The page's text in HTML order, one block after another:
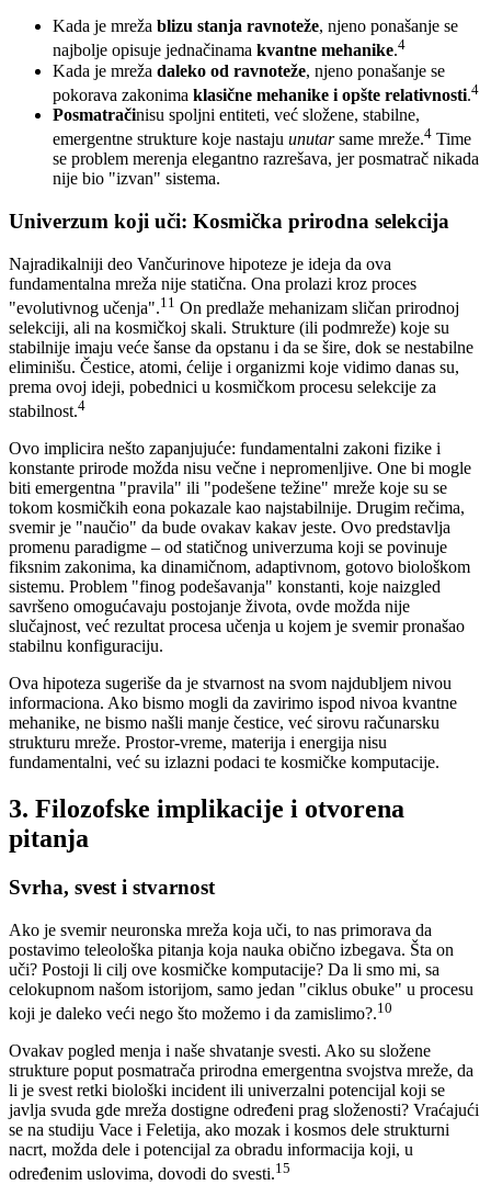
Kada je mreža blizu stanja ravnoteže, njeno ponašanje se
najbolje opisuje jednačinama kvantne mehanike.4
Kada je mreža daleko od ravnoteže, njeno ponašanje se
pokorava zakonima klasične mehanike i opšte relativnosti.4
Posmatračinisu spoljni entiteti, već složene, stabilne,
emergentne strukture koje nastaju unutarsame mreže.4 Time
se problem merenja elegantno razrešava, jer posmatrač nikada
nije bio "izvan" sistema.
Univerzum koji uči: Kosmička prirodna selekcija
Najradikalniji deo Vančurinove hipoteze je ideja da ova
fundamentalna mreža nije statična. Ona prolazi kroz proces
"evolutivnog učenja".11 On predlaže mehanizam sličan prirodnoj
selekciji, ali na kosmičkoj skali. Strukture (ili podmreže) koje su
stabilnije imaju veće šanse da opstanu i da se šire, dok se nestabilne
eliminišu. Čestice, atomi, ćelije i organizmi koje vidimo danas su,
prema ovoj ideji, pobednici u kosmičkom procesu selekcije za
stabilnost.4
Ovo implicira nešto zapanjujuće: fundamentalni zakoni fizike i
konstante prirode možda nisu večne i nepromenljive. One bi mogle
biti emergentna "pravila" ili "podešene težine" mreže koje su se
tokom kosmičkih eona pokazale kao najstabilnije. Drugim rečima,
svemir je "naučio" da bude ovakav kakav jeste. Ovo predstavlja
promenu paradigme – od statičnog univerzuma koji se povinuje
fiksnim zakonima, ka dinamičnom, adaptivnom, gotovo biološkom
sistemu. Problem "finog podešavanja" konstanti, koje naizgled
savršeno omogućavaju postojanje života, ovde možda nije
slučajnost, već rezultat procesa učenja u kojem je svemir pronašao
stabilnu konfiguraciju.
Ova hipoteza sugeriše da je stvarnost na svom najdubljem nivou
informaciona. Ako bismo mogli da zavirimo ispod nivoa kvantne
mehanike, ne bismo našli manje čestice, već sirovu računarsku
strukturu mreže. Prostor-vreme, materija i energija nisu
fundamentalni, već su izlazni podaci te kosmičke komputacije.
3. Filozofske implikacije i otvorena
pitanja
Svrha, svest i stvarnost
Ako je svemir neuronska mreža koja uči, to nas primorava da
postavimo teleološka pitanja koja nauka obično izbegava. Šta on
uči? Postoji li cilj ove kosmičke komputacije? Da li smo mi, sa
celokupnom našom istorijom, samo jedan "ciklus obuke" u procesu
koji je daleko veći nego što možemo i da zamislimo?.10
Ovakav pogled menja i naše shvatanje svesti. Ako su složene
strukture poput posmatrača prirodna emergentna svojstva mreže, da
li je svest retki biološki incident ili univerzalni potencijal koji se
javlja svuda gde mreža dostigne određeni prag složenosti? Vraćajući
se na studiju Vace i Feletija, ako mozak i kosmos dele strukturni
nacrt, možda dele i potencijal za obradu informacija koji, u
određenim uslovima, dovodi do svesti.15